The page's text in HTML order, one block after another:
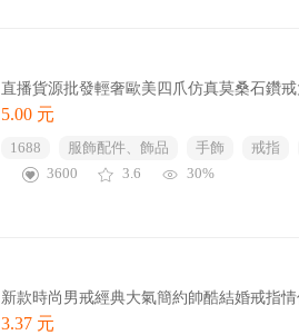
直播貨源批發輕奢歐美四爪仿真莫桑石鑽
5.00 元
1688 服飾配件、飾品 手飾 戒指
3600
3.6 30%
新款時尚男戒經典大氣簡約帥酷結婚戒指
3.37 元